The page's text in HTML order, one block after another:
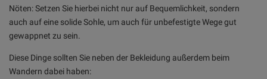
Nöten: Setzen Sie hierbei nicht nur auf Bequemlichkeit, sondern
auch auf eine solide Sohle, um auch für unbefestigte Wege gut
gewappnet zu sein.
Diese Dinge sollten Sie neben der Bekleidung außerdem beim
Wandern dabei haben: